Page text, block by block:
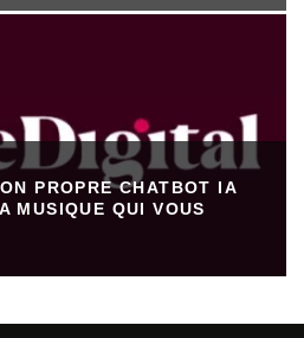
PROPRE CHATBOT IA
MUSIQUE QUI VOUS